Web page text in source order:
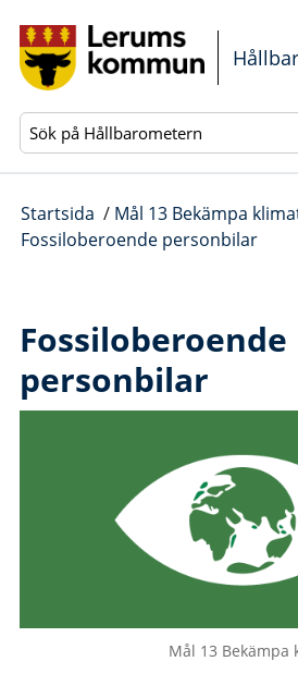
Startsida / Mål 13 Bekämpa
Fossiloberoende personbilar
Fossiloberoende
personbilar
Mål 13